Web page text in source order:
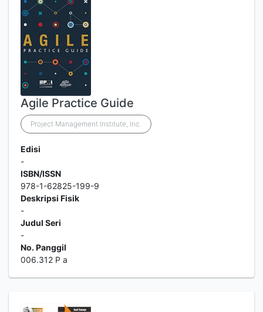
Agile Practice Guide
Project Management Institute, Inc.
Edisi
-
ISBN/ISSN
978-1-62825-199-9
Deskripsi Fisik
-
Judul Seri
-
No. Panggil
006.312 P a